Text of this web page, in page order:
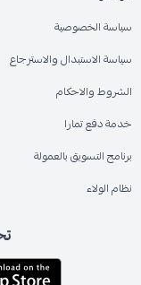
سياسة الخصوصية
سياسة الاستبدال والاسترجاع
الشروط والاحكام
خدمة دفع تمارا
برنامج التسويق بالعمولة
نظام الولاء